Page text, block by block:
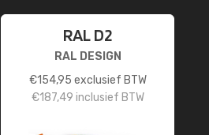
RAL D2
RAL DESIGN
€154,95 exclusief BTW
€187,49 inclusief BTW